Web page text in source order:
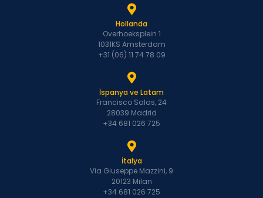
Hollanda
Overhoeksplein 1
1031KS Amsterdam
+31 (06) 11 74 78 09
İspanya ve Latam
Francisco Salas, 24
28039 Madrid
+34 681 026 725
İtalya
Via Giuseppe Mazzini, 9
20123 Milan
+34 681 026 725